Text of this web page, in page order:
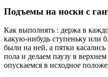
Подъемы на носки с
Как выполнять : держа в
какую-нибудь ступеньку или
были на ней, а пятки
пола и делаем паузу в
опускаемся в исходное